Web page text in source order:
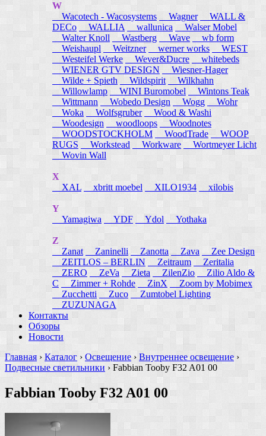
W
Wacotech - Wacosystems
Wagner
WALL &
DECo
WALLIA wallunica
Walser Mobel
Walter Knoll
Wastberg Wave
wb form
Weishaupl
Weitzner werner works
WEST
Westeifel Werke
Wever&Ducre
whitebeds
WIENER GTV DESIGN
Wiesner-Hager
Wilde + Spieth
Wildspirit
Wilkhahn
Willowlamp
WINI Buromobel
Wintons Teak
Wittmann
Wobedo Design Wogg
Wohr
Woka
Wolfsgruber
Wood & Washi
Woodesign
woodloops
Woodnotes
WOODSTOCKHOLM
WoodTrade
WOOP
RUGS
Workstead Workware
Wortmeyer Licht
Wovin Wall
X
XAL
xbritt moebel XILO1934 xilobis
Y
Yamagiwa
YDF Ydol Yothaka
Z
Zanat
Zaninelli Zanotta Zava
Zee Design
ZEITLOS – BERLIN
Zeitraum
Zeritalia
ZERO
ZeVa Zieta ZilenZio
Zilio Aldo &
C
Zimmer + Rohde ZinX
Zoom by Mobimex
Zucchetti
Zuco
Zumtobel Lighting
ZUZUNAGA
Контакты
Обзоры
Новости
Главная › Каталог › Освещение › Внутреннее освещение ›
Подвесные светильники › Fabbian Tooby F32 A01 00
Fabbian Tooby F32 A01 00